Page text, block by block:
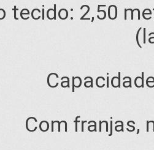
tecido: 2,50
Com franjas,